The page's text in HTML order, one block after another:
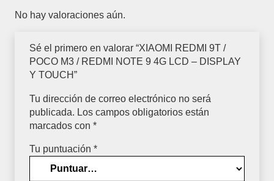
-
TOUCH
cantidad
No hay valoraciones aún.
Sé el primero en valorar “XIAOMI REDMI 9T /
POCO M3 / REDMI NOTE 9 4G LCD – DISPLAY
Y TOUCH”
Tu dirección de correo electrónico no será
publicada. Los campos obligatorios están
marcados con *
Tu puntuación *